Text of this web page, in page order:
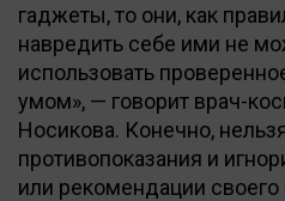
гаджеты, то они, как
навредить себе ими не
использовать
умом», — говорит врач-
Носикова. Конечно,
противопоказания и
или рекомендации